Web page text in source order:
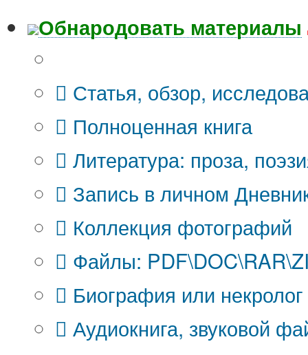
Обнародовать материалы
Статья, обзор,
Полноценная книга
Литература: проза,
Запись в личном
Коллекция фотографий
Файлы:
Биография или некролог
Аудиокнига, звуковой